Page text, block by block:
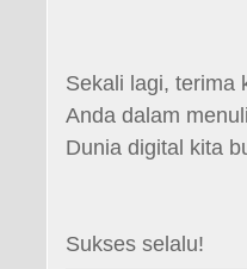
Sekali lagi, terima
Anda dalam
Dunia digital kita
Sukses selalu!